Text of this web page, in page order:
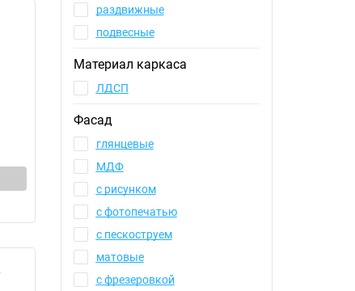
раздвижные
подвесные
Материал каркаса
ЛДСП
Фасад
глянцевые
МДФ
с рисунком
с фотопечатью
с пескоструем
матовые
с фрезeровкой